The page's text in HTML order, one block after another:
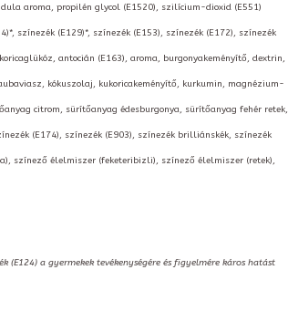
aroma, propilén glycol (E1520), szilícium-dioxid (E551)
színezék (E129)*, színezék (E153), színezék (E172), színezék
antocián (E163), aroma, burgonyakeményítő, dextrin,
kókuszolaj, kukoricakeményítő, kurkumin, magnézium-
citrom, sürítőanyag édesburgonya, sürítőanyag fehér retek,
(E174), színezék (E903), színezék brilliánskék, színezék
színező élelmiszer (feketeribizli), színező élelmiszer (retek),
(E124) a gyermekek tevékenységére és figyelmére káros hatást